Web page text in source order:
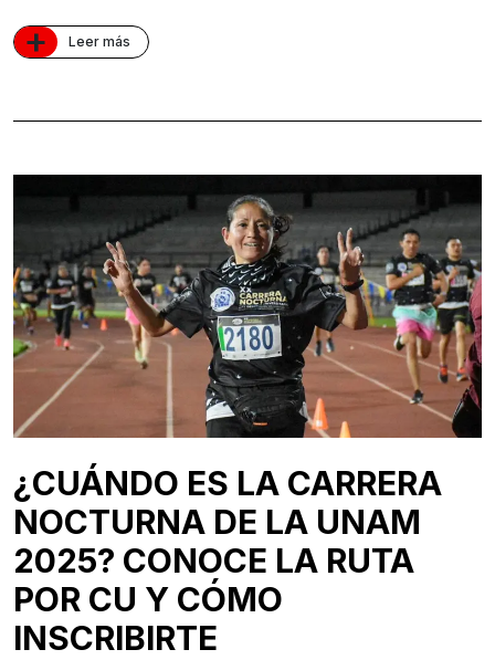
+ Leer más
¿CUÁNDO ES LA CARRERA
NOCTURNA DE LA UNAM
2025? CONOCE LA RUTA
POR CU Y CÓMO
INSCRIBIRTE